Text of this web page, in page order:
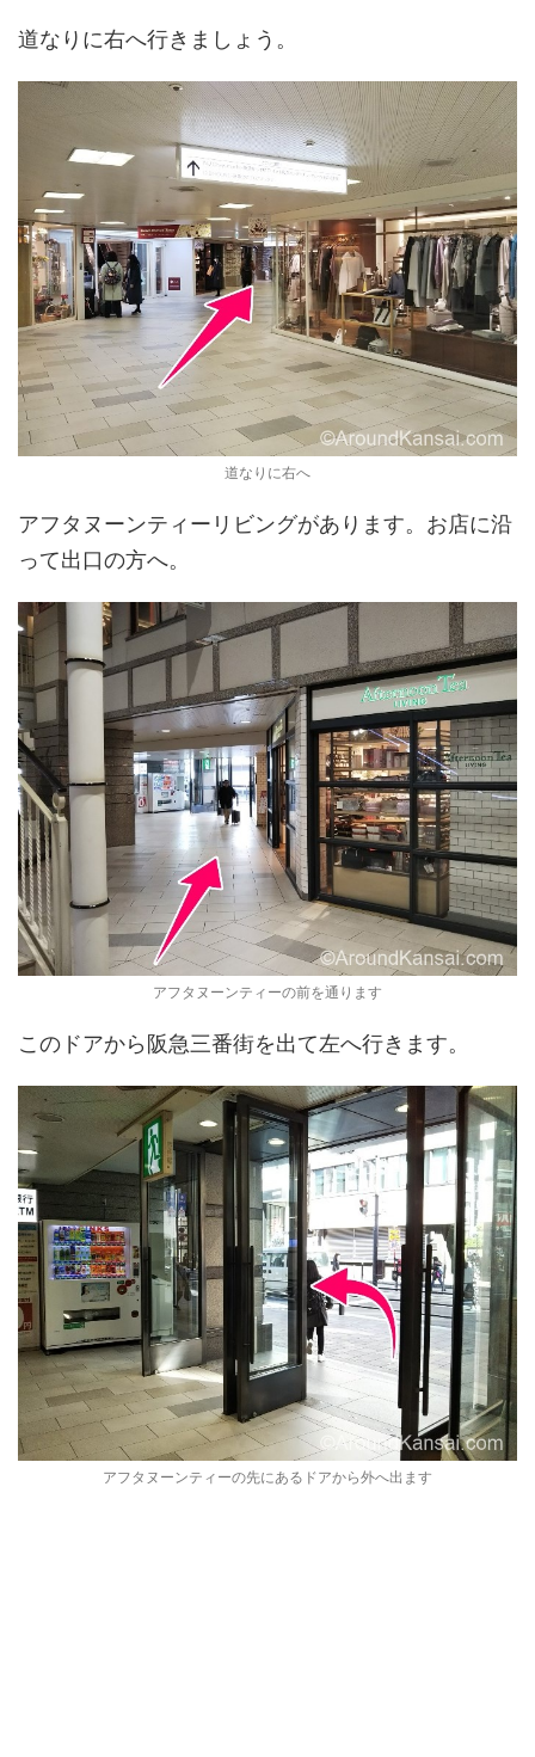
道なりに右へ行きましょう。
道なりに右へ
アフタヌーンティーリビングがあります。お店に沿
って出口の方へ。
アフタヌーンティーの前を通ります
このドアから阪急三番街を出て左へ行きます。
アフタヌーンティーの先にあるドアから外へ出ます